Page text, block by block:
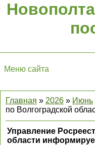
Меню сайта
Главная » 2026 » Июнь
по Волгоградской
Управление
области